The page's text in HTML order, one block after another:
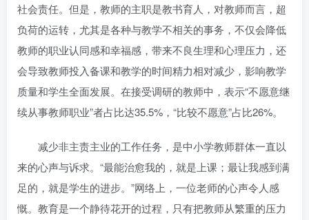
社会责任。但是，教师的主职是教书育人，对教师而言，超
负荷的运转，尤其是各种与教学不相关的事务，不仅会降低
教师的职业认同感和幸福感，带来不良生理和心理压力，还
会导致教师投入备课和教学的时间精力相对减少，影响教学
质量和学生全面发展。在接受调研的教师中，表示“不愿意继
续从事教师职业”者占比达35.5%，“比较不愿意”占比26%。
减少非主责主业的工作任务，是中小学教师群体一直以
来的心声与诉求。“最能治愈我的，就是上课；最让我感到满
足的，就是学生的进步。”网络上，一位老师的心声令人感
慨。教育是一个静待花开的过程，只有把教师从繁重的压力